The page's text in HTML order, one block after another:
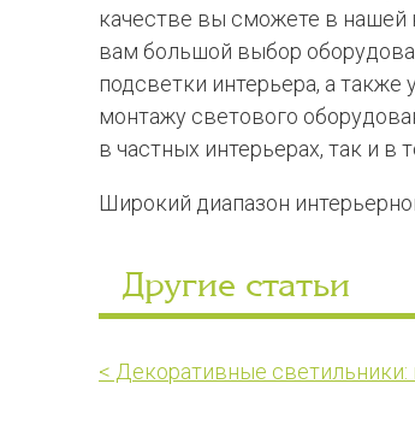
качестве вы сможете в
вам большой выбор
подсветки интерьера, а также
монтажу светового
в частных интерьерах, так и в
Широкий диапазон
Другие статьи
< Декоративные светильники: